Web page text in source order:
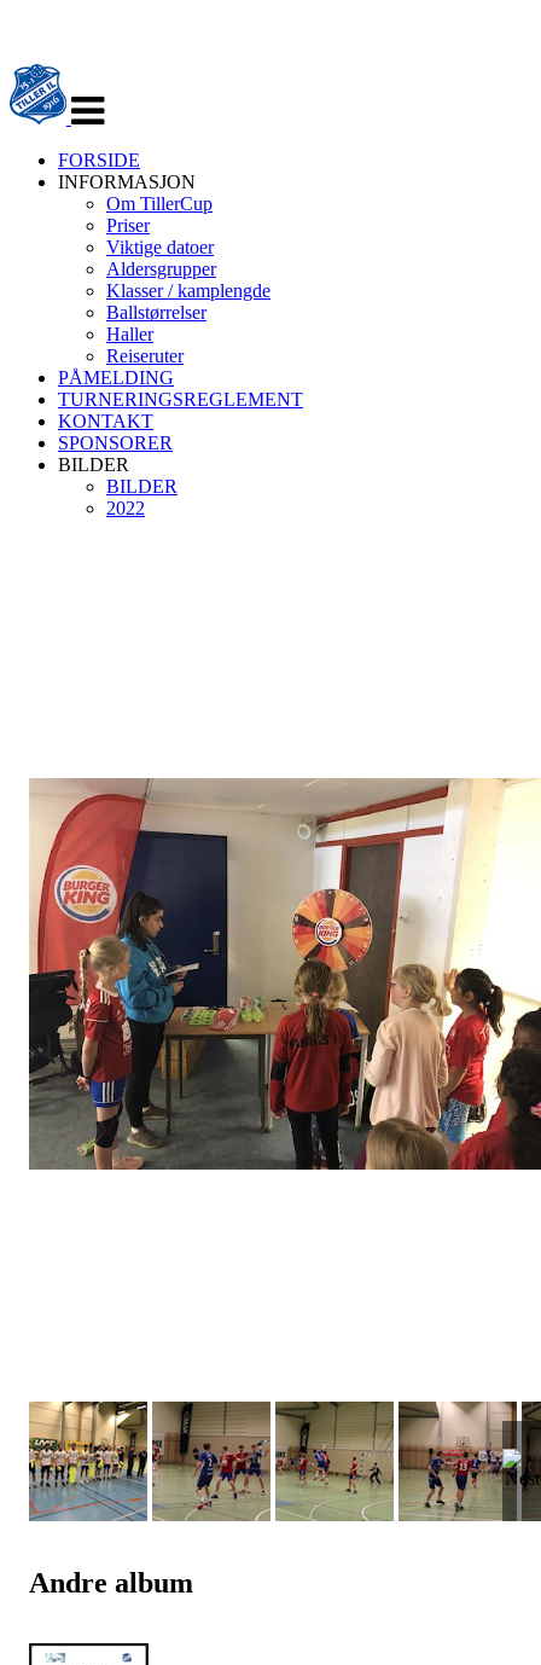
navigasjon
FORSIDE
INFORMASJON
Om TillerCup
Priser
Viktige datoer
Aldersgrupper
Klasser / kamplengde
Ballstørrelser
Haller
Reiseruter
PÅMELDING
TURNERINGSREGLEMENT
KONTAKT
SPONSORER
BILDER
BILDER
2022
Andre album